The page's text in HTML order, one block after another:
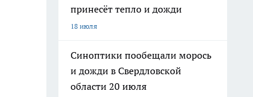
принесёт тепло и дожди
18 июля
Синоптики пообещали морось
и дожди в Свердловской
области 20 июля